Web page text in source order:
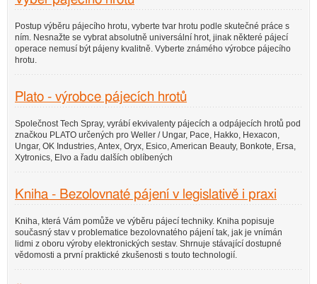
Postup výběru pájecího hrotu, vyberte tvar hrotu podle skutečné práce s
ním. Nesnažte se vybrat absolutně universální hrot, jinak některé pájecí
operace nemusí být pájeny kvalitně. Vyberte známého výrobce pájecího
hrotu.
Plato - výrobce pájecích hrotů
Společnost Tech Spray, vyrábí ekvivalenty pájecích a odpájecích hrotů pod
značkou PLATO určených pro Weller / Ungar, Pace, Hakko, Hexacon,
Ungar, OK Industries, Antex, Oryx, Esico, American Beauty, Bonkote, Ersa,
Xytronics, Elvo a řadu dalších oblíbených
Kniha - Bezolovnaté pájení v legislativě i praxi
Kniha, která Vám pomůže ve výběru pájecí techniky. Kniha popisuje
současný stav v problematice bezolovnatého pájení tak, jak je vnímán
lidmi z oboru výroby elektronických sestav. Shrnuje stávající dostupné
vědomosti a první praktické zkušenosti s touto technologií.